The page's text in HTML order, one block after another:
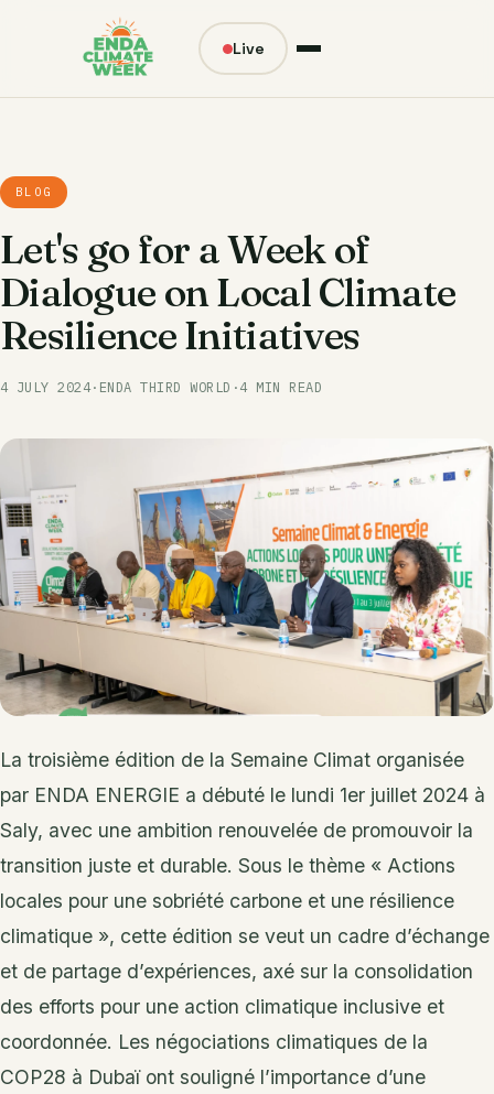
Live
BLOG
Let's go for a Week of
Dialogue on Local Climate
Resilience Initiatives
4 JULY 2024· ENDA THIRD WORLD · 4 MIN READ
La troisième édition de la Semaine Climat organisée
par ENDA ENERGIE a débuté le lundi 1er juillet 2024 à
Saly, avec une ambition renouvelée de promouvoir la
transition juste et durable. Sous le thème « Actions
locales pour une sobriété carbone et une résilience
climatique », cette édition se veut un cadre d’échange
et de partage d’expériences, axé sur la consolidation
des efforts pour une action climatique inclusive et
coordonnée. Les négociations climatiques de la
COP28 à Dubaï ont souligné l’importance d’une